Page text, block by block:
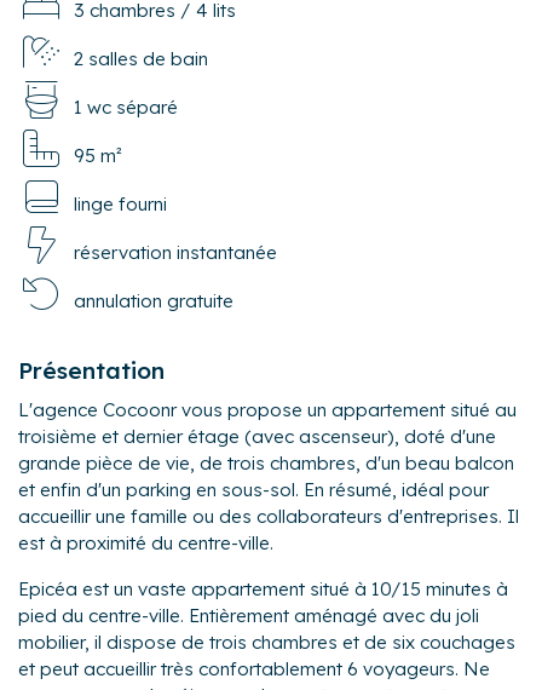
3 chambres / 4 lits
2 salles de bain
1 wc séparé
95 m²
linge fourni
réservation instantanée
annulation gratuite
Présentation
L'agence Cocoonr vous propose un appartement situé au
troisième et dernier étage (avec ascenseur), doté d'une
grande pièce de vie, de trois chambres, d'un beau balcon
et enfin d'un parking en sous-sol. En résumé, idéal pour
accueillir une famille ou des collaborateurs d'entreprises. Il
est à proximité du centre-ville.
Epicéa est un vaste appartement situé à 10/15 minutes à
pied du centre-ville. Entièrement aménagé avec du joli
mobilier, il dispose de trois chambres et de six couchages
et peut accueillir très confortablement 6 voyageurs. Ne